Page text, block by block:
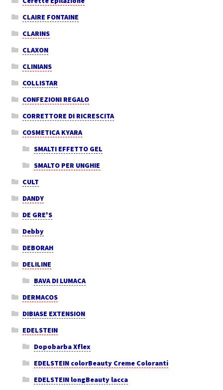
CLAIRE FONTAINE
CLARINS
CLAXON
CLINIANS
COLLISTAR
CONFEZIONI REGALO
CORRETTORE DI RICRESCITA
COSMETICA KYARA
SMALTI EFFETTO GEL
SMALTO PER UNGHIE
CULT
DANDY
DE GRE'S
Debby
DEBORAH
DELILINE
BAVA DI LUMACA
DERMACOS
DIBIASE EXTENSION
EDELSTEIN
Dopobarba Xflex
EDELSTEIN colorBeauty Creme Coloranti
EDELSTEIN longBeauty lacca